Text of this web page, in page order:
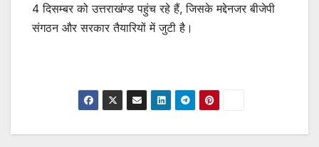
4 दिसम्बर को उत्तराखंण्ड पहुंच रहे हैं, जिसके मद्देनजर बीजेपी
संगठन और सरकार तैयारियों में जुटी है।